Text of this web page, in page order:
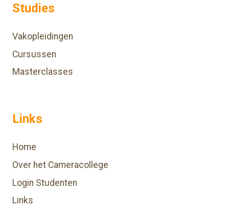
Studies
Vakopleidingen
Cursussen
Masterclasses
Links
Home
Over het Cameracollege
Login Studenten
Links